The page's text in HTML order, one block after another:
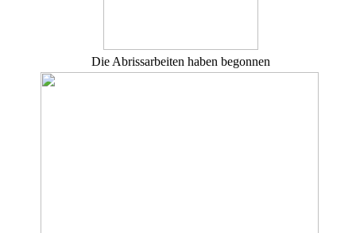
Die Abrissarbeiten haben begonnen